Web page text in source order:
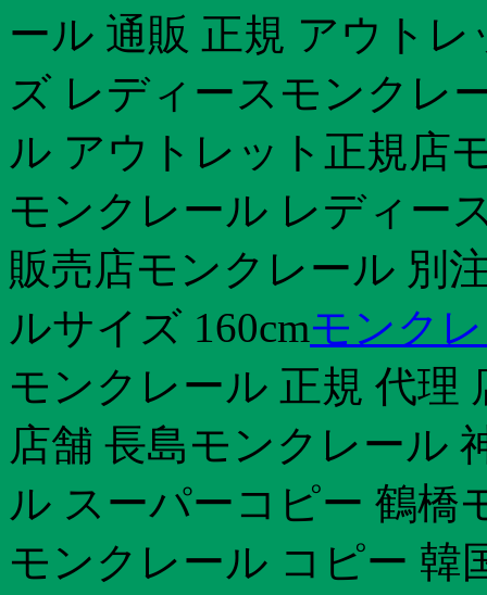
ール 通販 正規 アウト
ズ レディースモンクレ
ル アウトレット正規店
モンクレール レディー
販売店モンクレール 別
ルサイズ 160cmモンク
モンクレール 正規 代理
店舗 長島モンクレール
ル スーパーコピー 鶴橋
モンクレール コピー 韓